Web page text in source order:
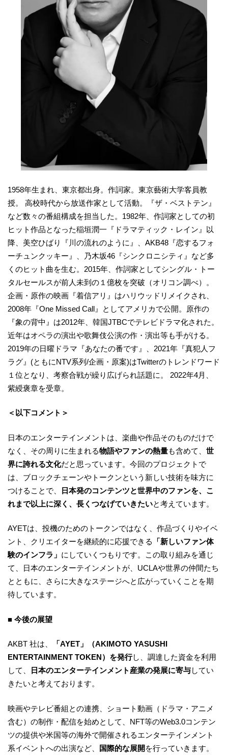
1958年生まれ、東京都出身。作詞家。東京藝術大学客員教
授。 高校時代から放送作家として活動。『ザ・ベストテン』
など数々の番組構成を担当した。1982年、作詞家としての初
ヒット作品となった稲垣潤一『ドラマティック・レイン』以
降、美空ひばり『川の流れのように』、AKB48『恋するフォ
ーチュンクッキー』、乃木坂46『シンクロニシティ』など多
くのヒット曲を生む。2015年、作詞家としてシングル・トー
タルセールスが前人未到の１億枚を突破（オリコン調べ）。
企画・原作の映画『着信アリ』はハリウッドリメイクされ、
2008年『One Missed Call』としてアメリカで公開。原作の
『象の背中』は2012年、韓国JTBCでテレビドラマ化された。
近年はオペラの演出や歌舞伎公演の作・演出等も手がける。
2019年の日曜ドラマ『あなたの番です』、2021年『真犯人フ
ラグ』(ともにNTV系列/企画・原案)はTwitterのトレンドワード
１位となり、考察合戦が繰り広げられ話題に。 2022年4月、
紫綬褒章を受章。
＜以下コメント＞
日本のエンターテインメントは、楽曲や作品そのものだけで
なく、その周りに生まれる物語やファンの熱量も含めて、 世
界に誇れる文化だと思っています。今回のプロジェクトで
は、ブロックチェーンやトークンという新しい技術を味方に
つけることで、
日本発のコンテンツと世界中のファンを、こ
れまで以上に深く、長くつなげていきたいと考えています。
AYETは、投機のためのトークンではなく、作品づくりやイベ
ント、クリエイターを継続的に応援できる
「新しいファン体
験のインフラ」 にしていくつもりです。この取り組みを通じ
て、日本のエンターテインメントが、UCLAや世界の仲間たち
とともに、さらに大きなステージへと広がっていくことを期
待しています。
■ 今後の展望
AKBT 社は、
「AYET」（AKIMOTO YASUSHI
ENTERTAINMENT TOKEN）を発行し、調達した資金を利用
して、
日本のエンターテインメント産業の発展に寄与してい
きたいと考えております。
映画やテレビ番組との連携、ショート動画（ドラマ・アニメ
含む）の制作・配信を始めとして、NFT等のWeb3.0コンテン
ツの提供や米国等の海外で開催されるエンターテインメント
系イベントへの出演など、
国際的な展開 を行っていきます。